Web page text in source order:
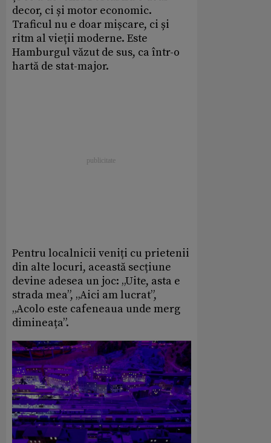
decor, ci și motor economic.
Traficul nu e doar mișcare, ci și
ritm al vieții moderne. Este
Hamburgul văzut de sus, ca într-o
hartă de stat-major.
Pentru localnicii veniți cu prietenii
din alte locuri, această secțiune
devine adesea un joc: „Uite, asta e
strada mea”, „Aici am lucrat”,
„Acolo este cafeneaua unde merg
dimineața”.